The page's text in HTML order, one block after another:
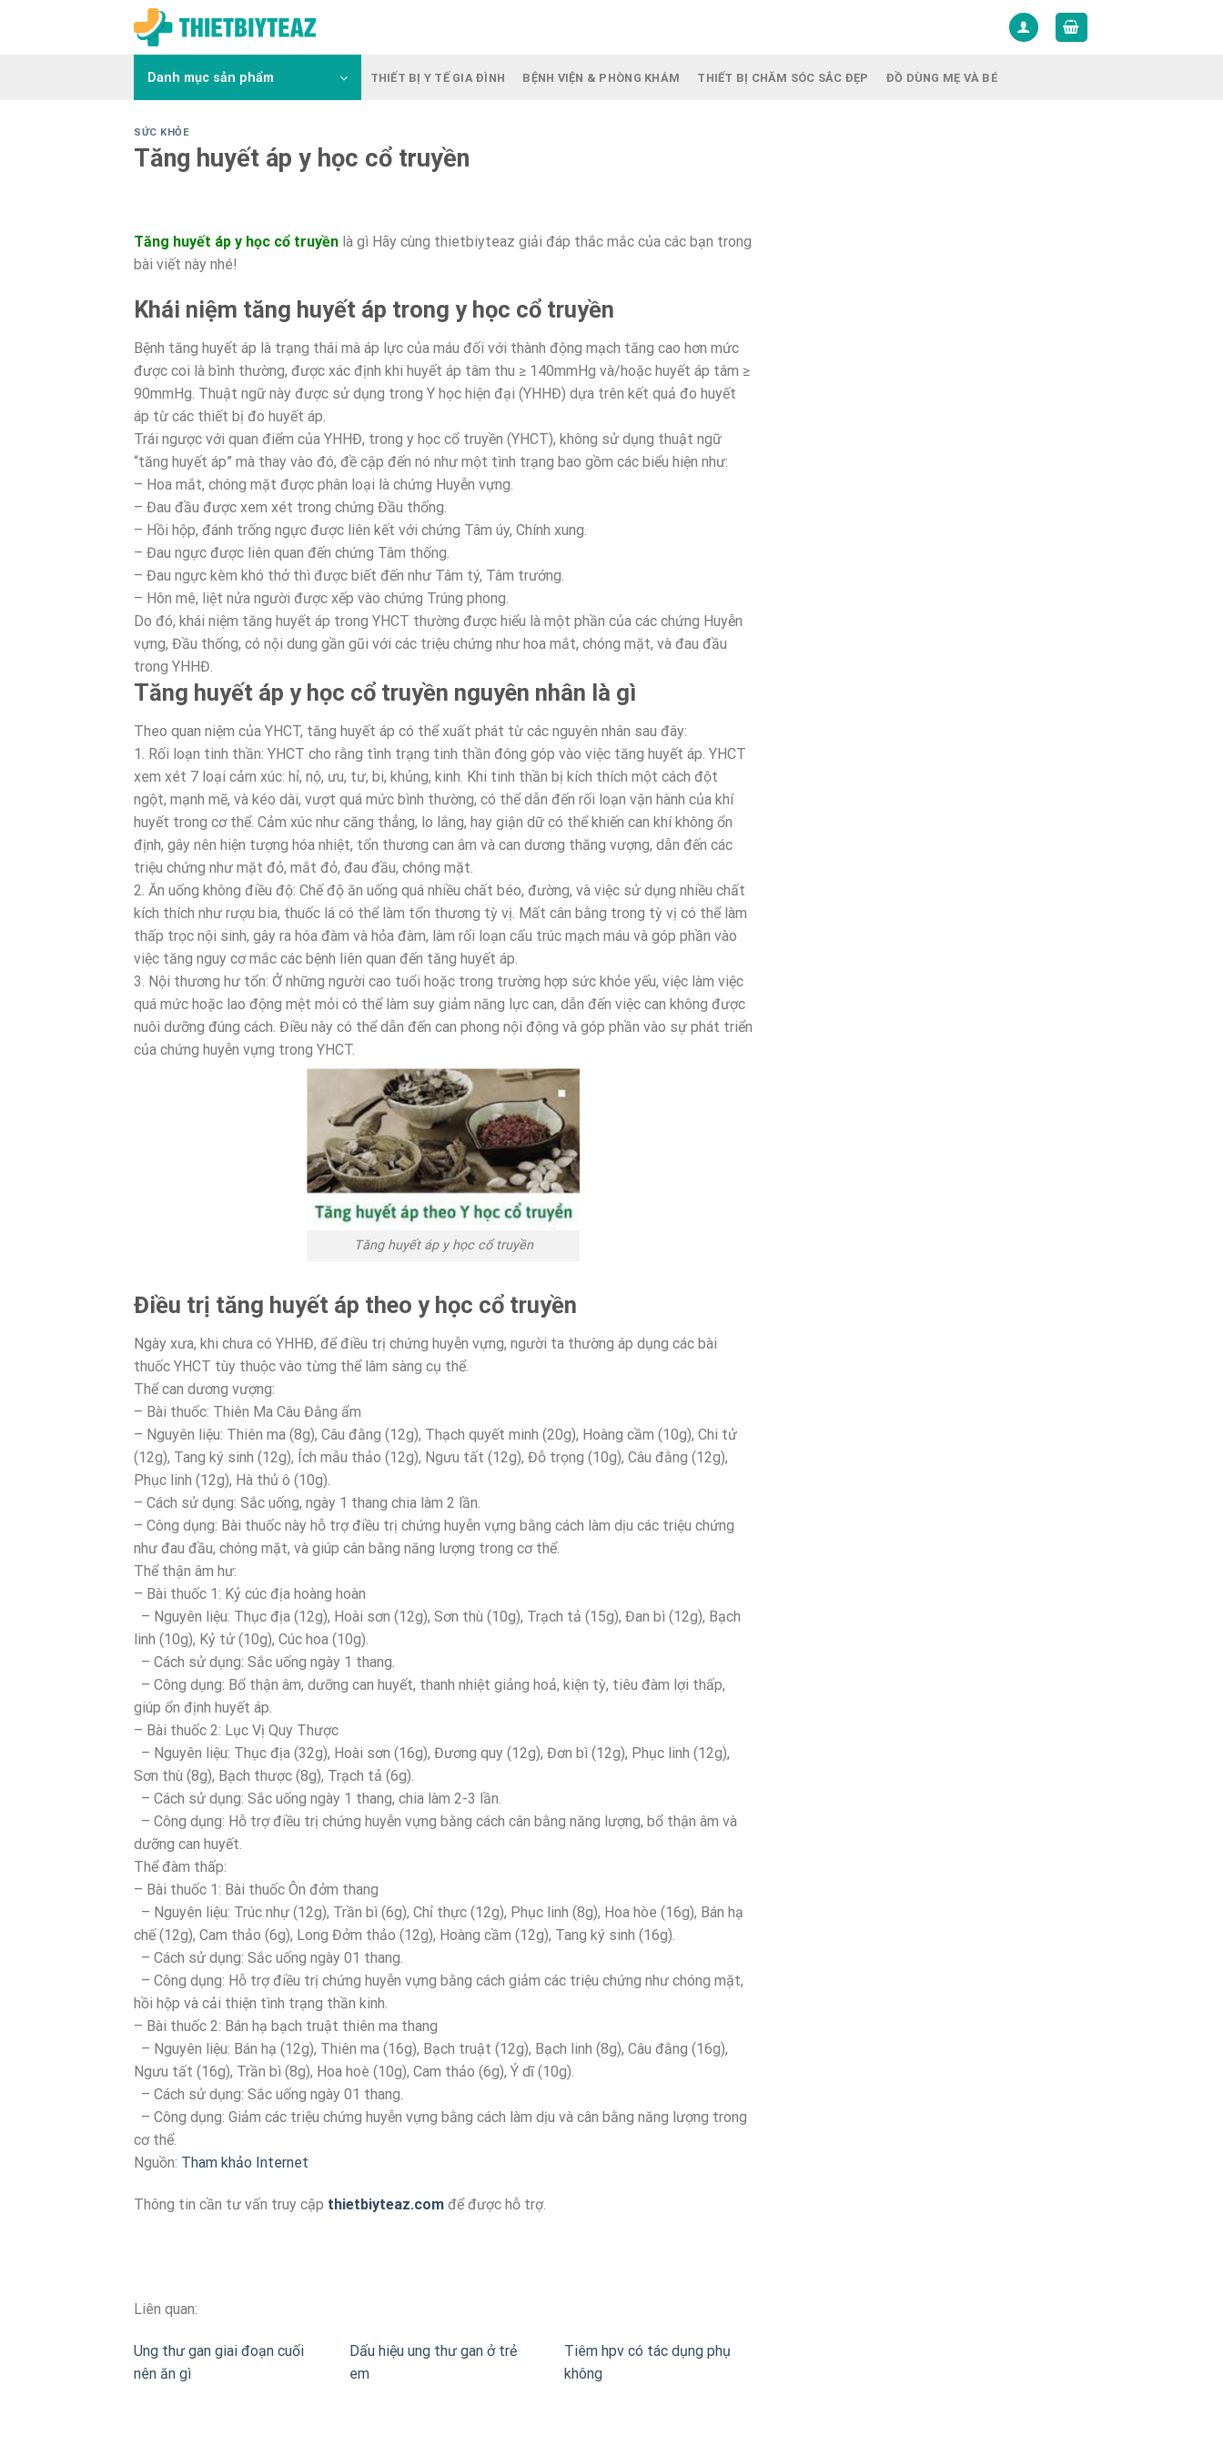
Danh mục sản phẩm THIẾT BỊ Y TẾ GIA ĐÌNH BỆNH VIỆN & PHÒNG KHÁM THIẾT BỊ CHĂM SÓC SẮC ĐẸP ĐỒ DÙNG MẸ VÀ BÉ
SỨC KHỎE
Tăng huyết áp y học cổ truyền
Tăng huyết áp y học cổ truyền là gì Hãy cùng thietbiyteaz giải đáp thắc mắc của các bạn trong
bài viết này nhé!
Khái niệm tăng huyết áp trong y học cổ truyền
Bệnh tăng huyết áp là trạng thái mà áp lực của máu đối với thành động mạch tăng cao hơn mức
được coi là bình thường, được xác định khi huyết áp tâm thu ≥ 140mmHg và/hoặc huyết áp tâm ≥
90mmHg. Thuật ngữ này được sử dụng trong Y học hiện đại (YHHĐ) dựa trên kết quả đo huyết
áp từ các thiết bị đo huyết áp.
Trái ngược với quan điểm của YHHĐ, trong y học cổ truyền (YHCT), không sử dụng thuật ngữ
“tăng huyết áp” mà thay vào đó, đề cập đến nó như một tình trạng bao gồm các biểu hiện như:
– Hoa mắt, chóng mặt được phân loại là chứng Huyễn vựng.
– Đau đầu được xem xét trong chứng Đầu thống.
– Hồi hộp, đánh trống ngực được liên kết với chứng Tâm úy, Chính xung.
– Đau ngực được liên quan đến chứng Tâm thống.
– Đau ngực kèm khó thở thì được biết đến như Tâm tý, Tâm trướng.
– Hôn mê, liệt nửa người được xếp vào chứng Trúng phong.
Do đó, khái niệm tăng huyết áp trong YHCT thường được hiểu là một phần của các chứng Huyễn
vựng, Đầu thống, có nội dung gần gũi với các triệu chứng như hoa mắt, chóng mặt, và đau đầu
trong YHHĐ.
Tăng huyết áp y học cổ truyền nguyên nhân là gì
Theo quan niệm của YHCT, tăng huyết áp có thể xuất phát từ các nguyên nhân sau đây:
1. Rối loạn tinh thần: YHCT cho rằng tình trạng tinh thần đóng góp vào việc tăng huyết áp. YHCT
xem xét 7 loại cảm xúc: hỉ, nộ, ưu, tư, bi, khủng, kinh. Khi tinh thần bị kích thích một cách đột
ngột, mạnh mẽ, và kéo dài, vượt quá mức bình thường, có thể dẫn đến rối loạn vận hành của khí
huyết trong cơ thể. Cảm xúc như căng thẳng, lo lắng, hay giận dữ có thể khiến can khí không ổn
định, gây nên hiện tượng hóa nhiệt, tổn thương can âm và can dương thăng vượng, dẫn đến các
triệu chứng như mặt đỏ, mắt đỏ, đau đầu, chóng mặt.
2. Ăn uống không điều độ: Chế độ ăn uống quá nhiều chất béo, đường, và việc sử dụng nhiều chất
kích thích như rượu bia, thuốc lá có thể làm tổn thương tỳ vị. Mất cân bằng trong tỳ vị có thể làm
thấp trọc nội sinh, gây ra hóa đàm và hỏa đàm, làm rối loạn cấu trúc mạch máu và góp phần vào
việc tăng nguy cơ mắc các bệnh liên quan đến tăng huyết áp.
3. Nội thương hư tổn: Ở những người cao tuổi hoặc trong trường hợp sức khỏe yếu, việc làm việc
quá mức hoặc lao động mệt mỏi có thể làm suy giảm năng lực can, dẫn đến việc can không được
nuôi dưỡng đúng cách. Điều này có thể dẫn đến can phong nội động và góp phần vào sự phát triển
của chứng huyễn vựng trong YHCT.
Tăng huyết áp y học cổ truyền
Điều trị tăng huyết áp theo y học cổ truyền
Ngày xưa, khi chưa có YHHĐ, để điều trị chứng huyễn vựng, người ta thường áp dụng các bài
thuốc YHCT tùy thuộc vào từng thể lâm sàng cụ thể.
Thể can dương vượng:
– Bài thuốc: Thiên Ma Câu Đằng ẩm
– Nguyên liệu: Thiên ma (8g), Câu đằng (12g), Thạch quyết minh (20g), Hoàng cầm (10g), Chi tử
(12g), Tang ký sinh (12g), Ích mẫu thảo (12g), Ngưu tất (12g), Đỗ trọng (10g), Câu đằng (12g),
Phục linh (12g), Hà thủ ô (10g).
– Cách sử dụng: Sắc uống, ngày 1 thang chia làm 2 lần.
– Công dụng: Bài thuốc này hỗ trợ điều trị chứng huyễn vựng bằng cách làm dịu các triệu chứng
như đau đầu, chóng mặt, và giúp cân bằng năng lượng trong cơ thể.
Thể thận âm hư:
– Bài thuốc 1: Kỷ cúc địa hoàng hoàn
– Nguyên liệu: Thục địa (12g), Hoài sơn (12g), Sơn thù (10g), Trạch tả (15g), Đan bì (12g), Bạch
linh (10g), Kỷ tử (10g), Cúc hoa (10g).
– Cách sử dụng: Sắc uống ngày 1 thang.
– Công dụng: Bổ thận âm, dưỡng can huyết, thanh nhiệt giảng hoả, kiện tỳ, tiêu đàm lợi thấp,
giúp ổn định huyết áp.
– Bài thuốc 2: Lục Vị Quy Thược
– Nguyên liệu: Thục địa (32g), Hoài sơn (16g), Đương quy (12g), Đơn bì (12g), Phục linh (12g),
Sơn thù (8g), Bạch thược (8g), Trạch tả (6g).
– Cách sử dụng: Sắc uống ngày 1 thang, chia làm 2-3 lần.
– Công dụng: Hỗ trợ điều trị chứng huyễn vựng bằng cách cân bằng năng lượng, bổ thận âm và
dưỡng can huyết.
Thể đàm thấp:
– Bài thuốc 1: Bài thuốc Ôn đởm thang
– Nguyên liệu: Trúc nhự (12g), Trần bì (6g), Chỉ thực (12g), Phục linh (8g), Hoa hòe (16g), Bán hạ
chế (12g), Cam thảo (6g), Long Đởm thảo (12g), Hoàng cầm (12g), Tang ký sinh (16g).
– Cách sử dụng: Sắc uống ngày 01 thang.
– Công dụng: Hỗ trợ điều trị chứng huyễn vựng bằng cách giảm các triệu chứng như chóng mặt,
hồi hộp và cải thiện tình trạng thần kinh.
– Bài thuốc 2: Bán hạ bạch truật thiên ma thang
– Nguyên liệu: Bán hạ (12g), Thiên ma (16g), Bạch truật (12g), Bạch linh (8g), Câu đằng (16g),
Ngưu tất (16g), Trần bì (8g), Hoa hoè (10g), Cam thảo (6g), Ý dĩ (10g).
– Cách sử dụng: Sắc uống ngày 01 thang.
– Công dụng: Giảm các triệu chứng huyễn vựng bằng cách làm dịu và cân bằng năng lượng trong
cơ thể.
Nguồn: Tham khảo Internet
Thông tin cần tư vấn truy cập thietbiyteaz.com để được hỗ trợ.
Liên quan:
Ung thư gan giai đoạn cuối
nên ăn gì
Dấu hiệu ung thư gan ở trẻ
em
Tiêm hpv có tác dụng phụ
không